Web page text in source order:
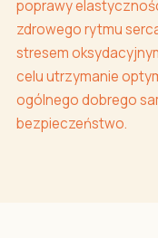
poprawy
zdrowego rytmu
stresem
celu utrzymanie
ogólnego dobrego
bezpieczeństwo.